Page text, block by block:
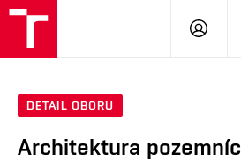
DETAIL OBORU
Architektura